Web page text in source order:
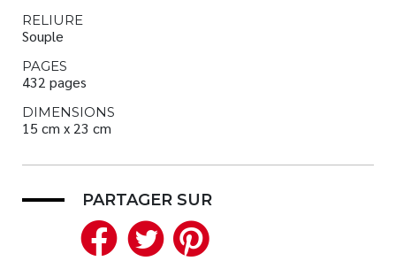
RELIURE
Souple
PAGES
432 pages
DIMENSIONS
15 cm x 23 cm
PARTAGER SUR
Facebook
Twitter